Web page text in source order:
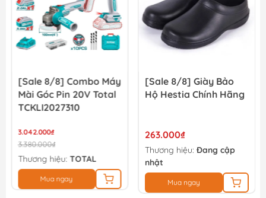
[Sale 8/8] Combo Máy
Mài Góc Pin 20V Total
TCKLI2027310
3.042.000₫
3.380.000₫
Thương hiệu: TOTAL
Mua ngay
[Sale 8/8] Giày Bảo
Hộ Hestia Chính Hãng
263.000₫
Thương hiệu: Đang cập
nhật
Mua ngay